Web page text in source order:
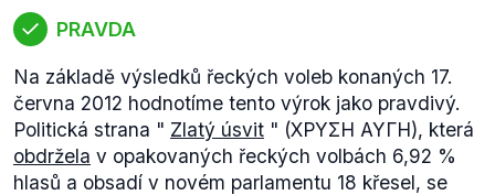
PRAVDA
Na základě výsledků řeckých voleb konaných 17.
června 2012 hodnotíme tento výrok jako pravdivý.
Politická strana " Zlatý úsvit " (ΧΡΥΣΗ ΑΥΓΗ), která
obdržela v opakovaných řeckých volbách 6,92 %
hlasů a obsadí v novém parlamentu 18 křesel, se